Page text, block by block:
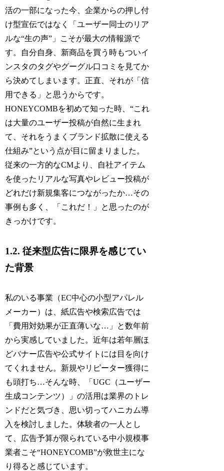
活の一部になった今、企業からの押し付
け型宣伝ではなく「ユーザー同士のリア
ルな“生の声”」こそが最大の情報源で
す。自分自身、新商品を買う時もついイ
ンスタのタグやグーグル口コミを見てか
ら決めてしまいます。正直、それが「信
用できる」と思うからです。
HONEYCOMBを初めて知った時、“これ
は大量のユーザー投稿が自然に生まれ
て、それをうまくブランド拡散に使える
仕組み”という点が目に留まりました。
従来の一方的なCMより、自社アイテム
を使ったリアルな写真やレビュー投稿が
どれだけ新規集客につながったか…その
事例も多く、「これだ！」と思ったのが
きっかけです。
1.2. 従来型広告に限界を感じてい
た背景
私のいる事業（EC中心の小型アパレル
メーカー）は、紙広告や検索広告では
「費用対効果が正直薄いな…」と数年前
から実感していました。近年は若年層ほ
どバナー広告や公式サイトには目を向け
てくれません。新規やリピーター獲得に
も頭打ち…そんな時、「UGC（ユーザー
生成コンテンツ）」の活用は業界のトレ
ンドだと気づき、思い切ってハニカム導
入を検討しました。体験者の一人とし
て、広告予算が限られている中小規模事
業者こそ“HONEYCOMB”が救世主にな
り得ると感じています。